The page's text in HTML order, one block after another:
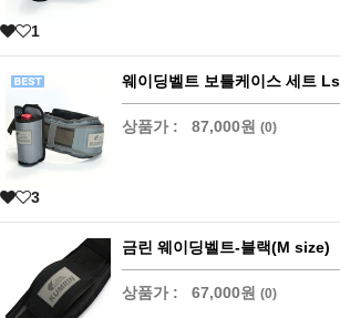
1
웨이딩벨트 보틀케이스 세트
상품가 : 87,000원 (0)
3
금린 웨이딩벨트-블랙(M size)
상품가 : 67,000원 (0)